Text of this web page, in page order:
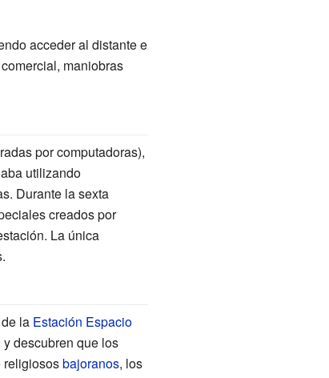
acceder al distante e
maniobras
por computadoras),
utilizando
Durante la sexta
creados por
La única
la Estación Espacio
descubren que los
religiososbajoranos, los